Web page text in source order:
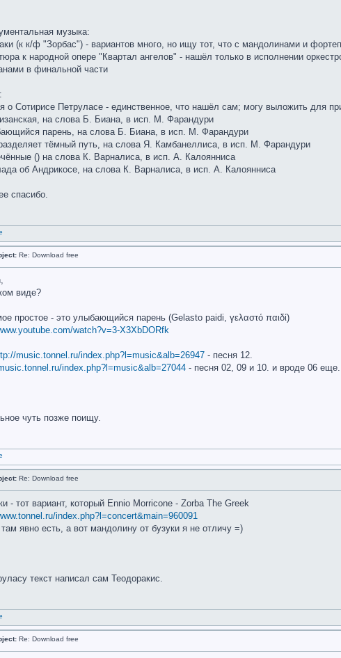
музыка:
(к к/ф "Зорбас") - вариантов много, но ищу тот, что с мандолинами и
к народной опере "Квартал ангелов" - нашёл только в исполнении
в финальной части
о Сотирисе Петруласе - единственное, что нашёл сам; могу выложить для
на слова Б. Биана, в исп. М. Фарандури
парень, на слова Б. Биана, в исп. М. Фарандури
тёмный путь, на слова Я. Камбанеллиса, в исп. М. Фарандури
() на слова К. Варналиса, в исп. А. Калоянниса
об Андрикосе, на слова К. Варналиса, в исп. А. Калоянниса
спасибо.
Re: Download free
виде?
простое - это улыбающийся парень (Gelasto paidi, γελαστό παιδί)
watch?v=3-X3XbDORfk
music.tonnel.ru/index.php?l=music&alb=26947 - песня 12.
index.php?l=music&alb=27044 - песня 02, 09 и 10. и вроде 06 еще.
чуть позже поищу.
Re: Download free
- тот вариант, который Ennio Morricone - Zorba The Greek
index.php?l=concert&main=960091
явно есть, а вот мандолину от бузуки я не отличу =)
текст написал сам Теодоракис.
Re: Download free